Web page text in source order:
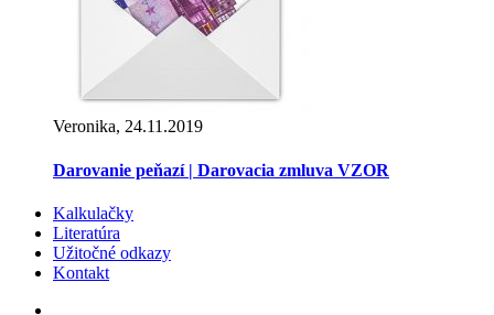
Veronika, 24.11.2019
Darovanie peňazí | Darovacia zmluva VZOR
Kalkulačky
Literatúra
Užitočné odkazy
Kontakt